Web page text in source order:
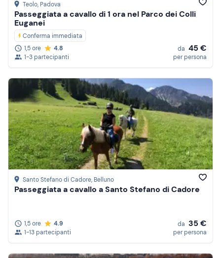
Teolo, Padova
Passeggiata a cavallo di 1 ora nel Parco dei Colli
Euganei
Conferma immediata
1,5 ore
4.8
1-3 partecipanti
da 45 €
per persona
Santo Stefano di Cadore, Belluno
Passeggiata a cavallo a Santo Stefano di Cadore
1,5 ore
4.9
1-13 partecipanti
da 35 €
per persona